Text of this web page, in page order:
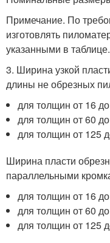
Примечание. По
изготовлять
указанными в таблице.
3. Ширина узкой
длины не обрезных
для толщин от 16
для толщин от 60
для толщин от 125
Ширина пласти
параллельными
для толщин от 16
для толщин от 60
для толщин от 125